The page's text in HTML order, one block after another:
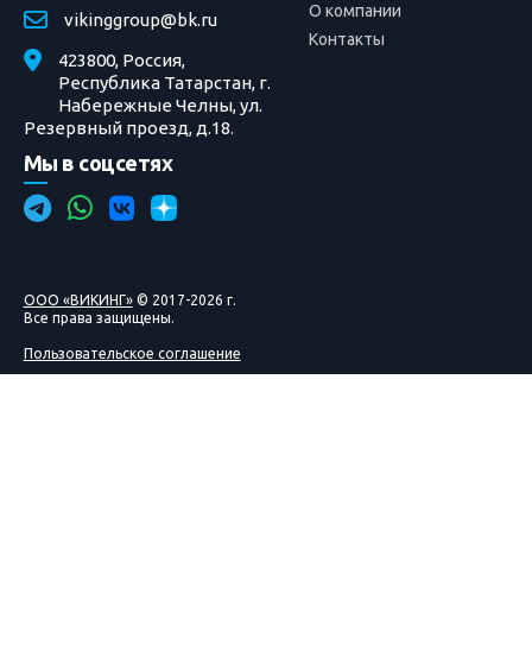
vikinggroup@bk.ru
423800, Россия,
Республика Татарстан, г.
Набережные Челны, ул.
Резервный проезд, д.18.
Мы в соцсетях
О компании
Контакты
ООО «ВИКИНГ»© 2017-2026 г.
Все права защищены.
Пользовательское соглашение